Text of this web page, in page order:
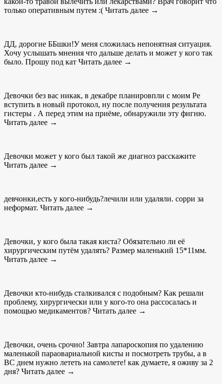
только оперативным путем :( Читать далее →
ДД, дорогие ББшки!У меня сложилась непонятная ситуация.
Хочу услышать мнения что дальше делать и может у кого так
было. Прошу под кат Читать далее →
Девочки без вас никак, в декабре планировпли с моим Ре
вступить в новый протокол, ну после получения результата
гистеры . А перед этим на приёме, обнаружили эту фигню.
Читать далее →
Девочки может у кого был такой же диагноз расскажите
Читать далее →
девчонки,есть у кого-нибудь?лечили или удаляли. сорри за
неформат. Читать далее →
Девочки, у кого была такая киста? Обязательно ли её
хирургическим путём удалять? Размер маленький 15*11мм.
Читать далее →
Девочки кто-нибудь сталкивался с подобным? Как решали
проблему, хирургически или у кого-то она рассосалась и
помощью медикаментов? Читать далее →
Девочки, очень срочно! Завтра лапароскопия по удалению
маленькой параовариальной кисты и посмотреть трубы, а в
ВС днем нужно лететь на самолете! как думаете, я оживу за 2
дня? Читать далее →